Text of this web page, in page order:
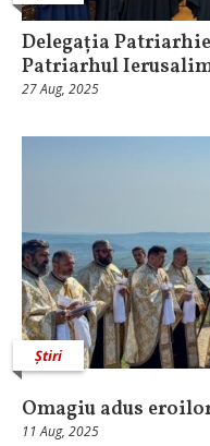
Delegația
Patriarhul
27 Aug, 2025
Știri
Omagiu adus
11 Aug, 2025